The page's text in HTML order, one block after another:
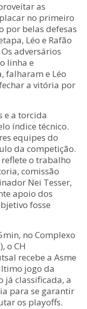
as
no primeiro
por belas defesas
Léo e Rafão
adversários
linha e
falharam e Léo
a vitória por
e a torcida
índice técnico.
equipes do
da competição.
o trabalho
comissão
Nei Tesser,
apoio dos
fosse
no Complexo
o CH
recebe a Asme
jogo da
já classificada, a
para se garantir
os playoffs.